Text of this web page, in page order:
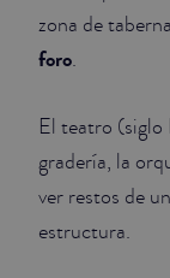
zona de
foro.
El teatro (siglo
gradería, la
ver restos de
estructura.